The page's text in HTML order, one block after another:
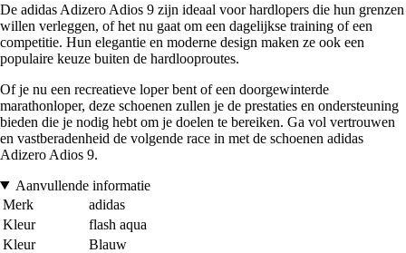
De adidas Adizero Adios 9 zijn ideaal voor hardlopers die hun grenzen
willen verleggen, of het nu gaat om een dagelijkse training of een
competitie. Hun elegantie en moderne design maken ze ook een
populaire keuze buiten de hardlooproutes.
Of je nu een recreatieve loper bent of een doorgewinterde
marathonloper, deze schoenen zullen je de prestaties en ondersteuning
bieden die je nodig hebt om je doelen te bereiken. Ga vol vertrouwen
en vastberadenheid de volgende race in met de schoenen adidas
Adizero Adios 9.
Aanvullende informatie
Merk
adidas
Kleur
flash aqua
Kleur
Blauw